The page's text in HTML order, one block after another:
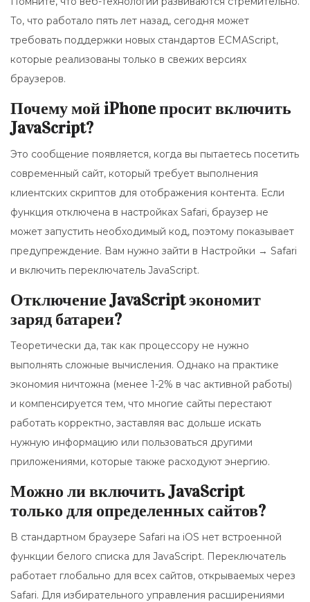
То, что работало пять лет назад, сегодня может
требовать поддержки новых стандартов ECMAScript,
которые реализованы только в свежих версиях
браузеров.
Почему мой iPhone просит включить
JavaScript?
Это сообщение появляется, когда вы пытаетесь посетить
современный сайт, который требует выполнения
клиентских скриптов для отображения контента. Если
функция отключена в настройках Safari, браузер не
может запустить необходимый код, поэтому показывает
предупреждение. Вам нужно зайти в Настройки → Safari
и включить переключатель JavaScript.
Отключение JavaScript экономит
заряд батареи?
Теоретически да, так как процессору не нужно
выполнять сложные вычисления. Однако на практике
экономия ничтожна (менее 1-2% в час активной работы)
и компенсируется тем, что многие сайты перестают
работать корректно, заставляя вас дольше искать
нужную информацию или пользоваться другими
приложениями, которые также расходуют энергию.
Можно ли включить JavaScript
только для определенных сайтов?
В стандартном браузере Safari на iOS нет встроенной
функции белого списка для JavaScript. Переключатель
работает глобально для всех сайтов, открываемых через
Safari. Для избирательного управления расширениями